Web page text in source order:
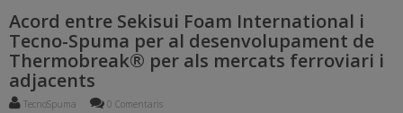
Acord entre Sekisui Foam International i
Tecno-Spuma per al desenvolupament de
Thermobreak® per als mercats ferroviari i
adjacents
TecnoSpuma 0 Comentaris